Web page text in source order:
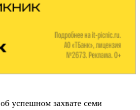
об успешном захвате семи